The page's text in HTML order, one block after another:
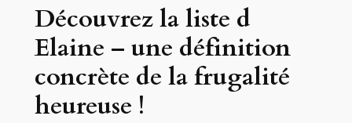
Découvrez la liste d
Elaine – une définition
concrète de la frugalité
heureuse !